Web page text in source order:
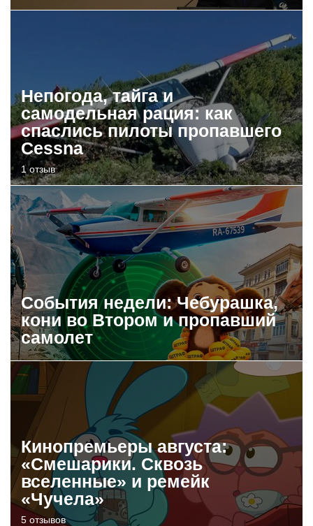
Непогода, тайга и
самодельная рация: как
спаслись пилоты пропавшего
Cessna
1 отзыв
События недели: Чебурашка,
кони во Втором и пропавший
самолет
Кинопремьеры августа:
«Смешарики. Сквозь
вселенные» и ремейк
«Чучела»
5 отзывов